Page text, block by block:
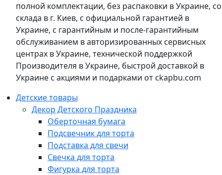
полной комплектации, без распаковки в Украине, со
склада в г. Киев, с официальной гарантией в
Украине, с гарантийным и после-гарантийным
обслуживанием в авторизированных сервисных
центрах в Украине, технической поддержкой
Производителя в Украине, быстрой доставкой в
Украине с акциями и подарками от ckapbu.com
Детские товары
Декор Детского Праздника
Оберточная бумага
Подсвечник для торта
Подставка для свечи
Свечка для торта
Фигурка для торта